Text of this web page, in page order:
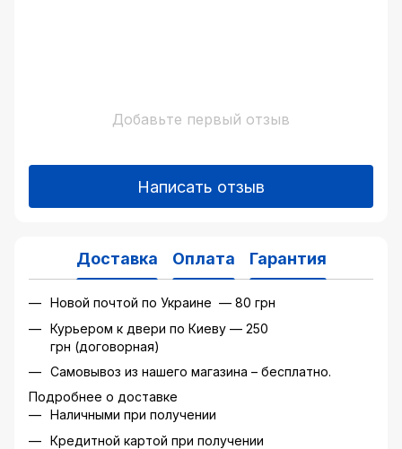
Добавьте первый отзыв
Написать отзыв
Доставка Оплата Гарантия
Новой почтой по Украине — 80 грн
Курьером к двери по Киеву — 250
грн (договорная)
Самовывоз из нашего магазина – бесплатно.
Подробнее о доставке
Наличными при получении
Кредитной картой при получении